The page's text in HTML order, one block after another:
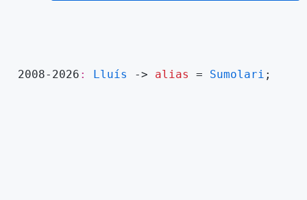
2008-2026 Lluís -> alias = Sumolari ;